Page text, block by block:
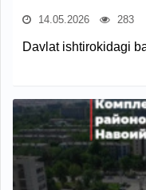
14.05.2026 283
Davlat ishtirokidagi